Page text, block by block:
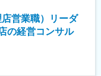
店営業職）リーダ
の経営コンサル